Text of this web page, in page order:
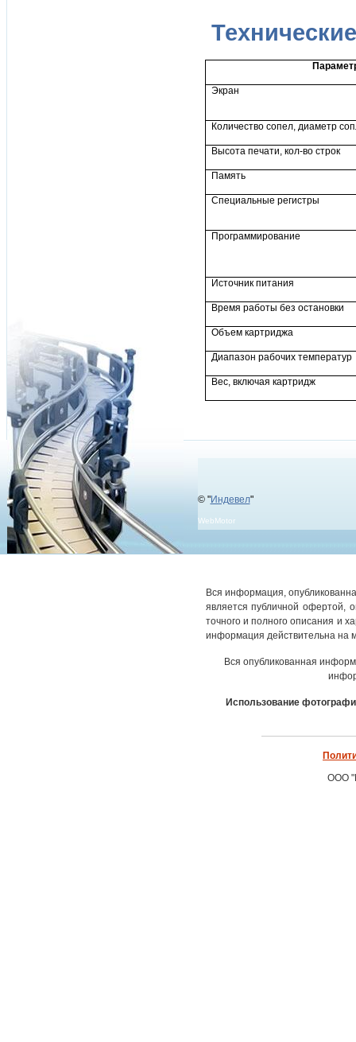
Экран
Количество сопел, диаметр
Высота печати, кол-во строк
Память
Специальные регистры
Программирование
Источник питания
Время работы без остановки
Объем картриджа
Диапазон рабочих температур
Вес, включая картридж
© "Индевел"
WebMotor
Вся информация,
является публичной офертой,
точного и полного описания и
информация действительна на
Вся опубликованная
Использование
ООО